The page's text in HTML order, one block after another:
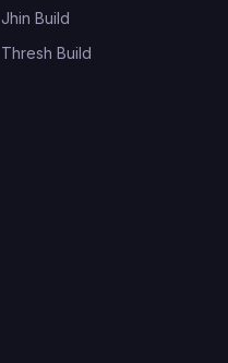
Jhin Build
Thresh Build